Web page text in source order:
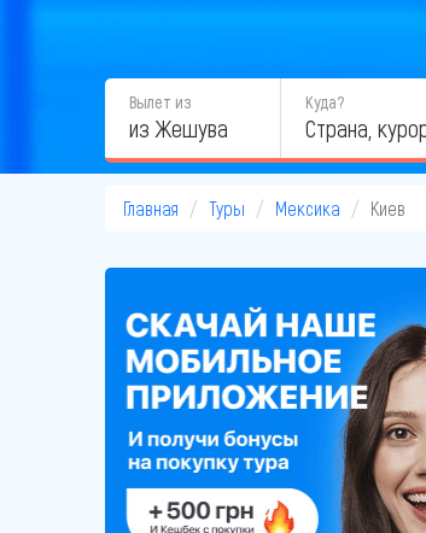
Вылет из
из Жешува
Куда?
Главная Туры Мексика Киев